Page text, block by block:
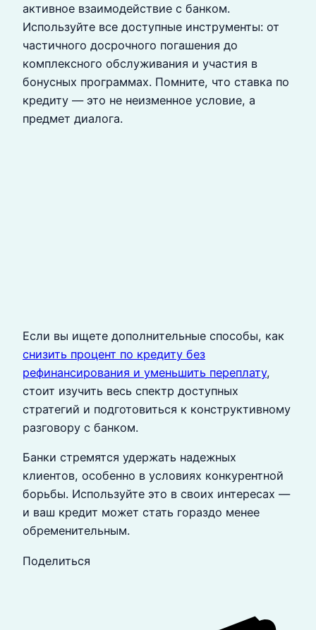
активное взаимодействие с банком.
Используйте все доступные инструменты: от
частичного досрочного погашения до
комплексного обслуживания и участия в
бонусных программах. Помните, что ставка по
кредиту — это не неизменное условие, а
предмет диалога.
Если вы ищете дополнительные способы, как
снизить процент по кредиту без
рефинансирования и уменьшить переплату,
стоит изучить весь спектр доступных
стратегий и подготовиться к конструктивному
разговору с банком.
Банки стремятся удержать надежных
клиентов, особенно в условиях конкурентной
борьбы. Используйте это в своих интересах —
и ваш кредит может стать гораздо менее
обременительным.
Поделиться